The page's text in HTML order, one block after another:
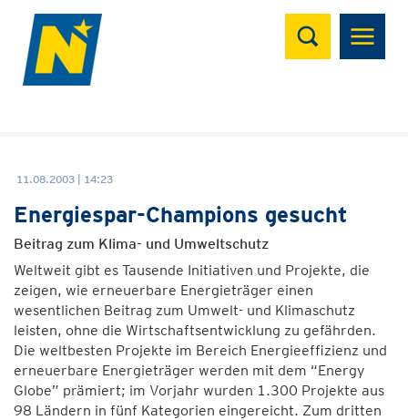
Suchen
11.08.2003 | 14:23
Energiespar-Champions gesucht
Beitrag zum Klima- und Umweltschutz
Weltweit gibt es Tausende Initiativen und Projekte, die
zeigen, wie erneuerbare Energieträger einen
wesentlichen Beitrag zum Umwelt- und Klimaschutz
leisten, ohne die Wirtschaftsentwicklung zu gefährden.
Die weltbesten Projekte im Bereich Energieeffizienz und
erneuerbare Energieträger werden mit dem “Energy
Globe” prämiert; im Vorjahr wurden 1.300 Projekte aus
98 Ländern in fünf Kategorien eingereicht. Zum dritten